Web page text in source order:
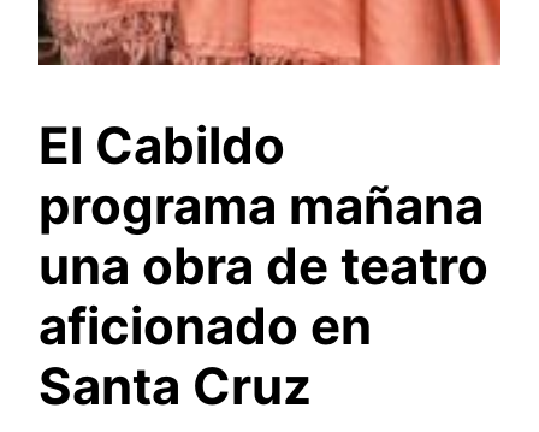
El Cabildo
programa mañana
una obra de teatro
aficionado en
Santa Cruz